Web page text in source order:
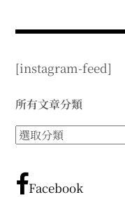
[instagram-feed]
所有文章分類
所
文
章Facebook